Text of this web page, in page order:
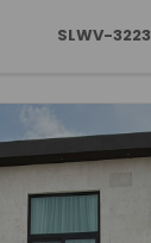
SLWV-3223